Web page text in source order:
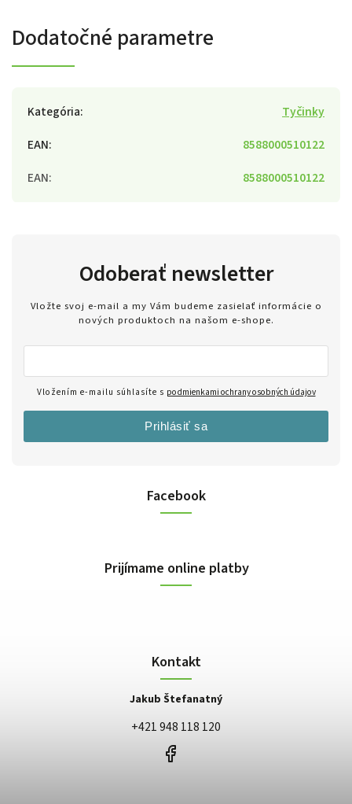
Dodatočné parametre
Kategória:
Tyčinky
EAN:
8588000510122
EAN: 8588000510122
Facebook
Prijímame online platby
Kontakt
Jakub Štefanatný
+421 948 118 120
Odoberať newsletter
Vložte svoj e-mail a my Vám budeme zasielať informácie o
nových produktoch na našom e-shope.
Vložením e-mailu súhlasíte s podmienkami ochrany osobných údajov
Prihlásiť sa